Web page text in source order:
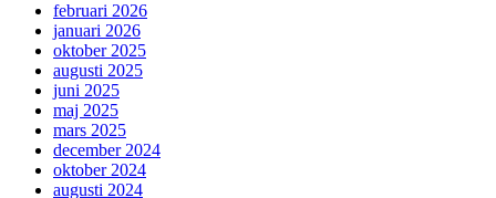
februari 2026
januari 2026
oktober 2025
augusti 2025
juni 2025
maj 2025
mars 2025
december 2024
oktober 2024
augusti 2024